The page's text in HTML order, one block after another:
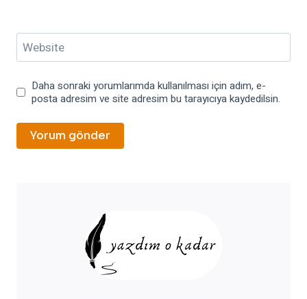
Website
Daha sonraki yorumlarımda kullanılması için adım, e-
posta adresim ve site adresim bu tarayıcıya kaydedilsin.